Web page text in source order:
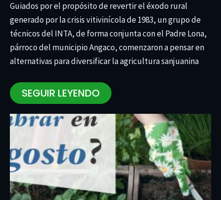
Guiados por el propósito de revertir el éxodo rural
generado por la crisis vitivinícola de 1983, un grupo de
técnicos del INTA, de forma conjunta con el Padre Lona,
párroco del municipio Angaco, comenzaron a pensar en
alternativas para diversificar la agricultura sanjuanina
SEGUIR LEYENDO